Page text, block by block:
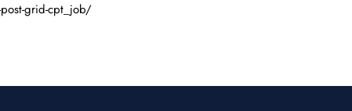
grid-cpt_job/